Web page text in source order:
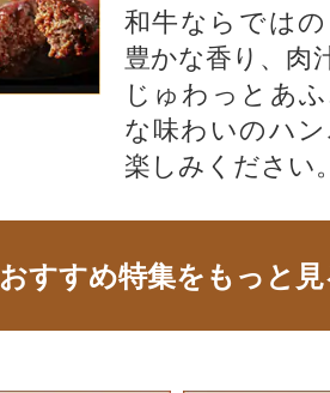
和牛ならでは
豊かな香り、肉
じゅわっとあ
な味わいのハ
楽しみください
おすすめ特集をもっと